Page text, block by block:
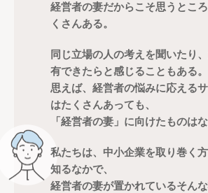
経営者の妻だからこそ思うとこ
くさんある。
同じ立場の人の考えを聞いたり
有できたらと感じることもある。
思えば、経営者の悩みに応える
はたくさんあっても、
「経営者の妻」に向けたものはな
私たちは、中小企業を取り巻く
知るなかで、
経営者の妻が置かれているそん